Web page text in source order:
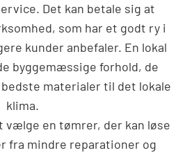
Det kan betale sig at
som har et godt ry i
kunder anbefaler. En lokal
byggemæssige forhold, de
materialer til det lokale
klima.
vælge en tømrer, der kan løse
fra mindre reparationer og